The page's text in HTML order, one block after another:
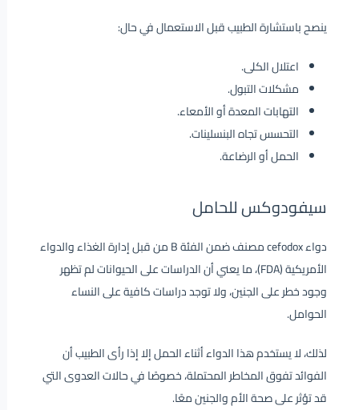
ينصح باستشارة الطبيب قبل الاستعمال في حال:
اعتلال الكلى.
مشكلات التبول.
التهابات المعدة أو الأمعاء.
التحسس تجاه البنسلينات.
الحمل أو الرضاعة.
سيفودوكس للحامل
دواء cefodox مصنف ضمن الفئة B من قبل إدارة الغذاء والدواء
الأمريكية (FDA)، ما يعني أن الدراسات على الحيوانات لم تظهر
وجود خطر على الجنين، ولا توجد دراسات كافية على النساء
الحوامل.
لذلك، لا يستخدم هذا الدواء أثناء الحمل إلا إذا رأى الطبيب أن
الفوائد تفوق المخاطر المحتملة، خصوصًا في حالات العدوى التي
قد تؤثر على صحة الأم والجنين معًا.